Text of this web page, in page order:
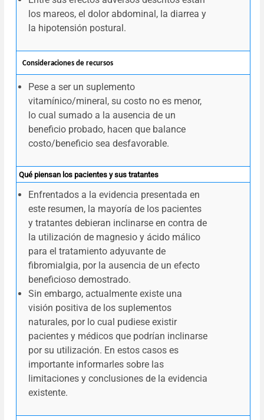
los mareos, el dolor abdominal, la diarrea y
la hipotensión postural.
Consideraciones de recursos
Pese a ser un suplemento
vitamínico/mineral, su costo no es menor,
lo cual sumado a la ausencia de un
beneficio probado, hacen que balance
costo/beneficio sea desfavorable.
Qué piensan los pacientes y sus tratantes
Enfrentados a la evidencia presentada en
este resumen, la mayoría de los pacientes
y tratantes debieran inclinarse en contra de
la utilización de magnesio y ácido málico
para el tratamiento adyuvante de
fibromialgia, por la ausencia de un efecto
beneficioso demostrado.
Sin embargo, actualmente existe una
visión positiva de los suplementos
naturales, por lo cual pudiese existir
pacientes y médicos que podrían inclinarse
por su utilización. En estos casos es
importante informarles sobre las
limitaciones y conclusiones de la evidencia
existente.